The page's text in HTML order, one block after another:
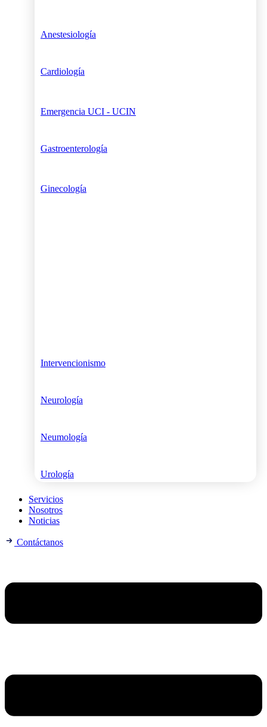
Anestesiología
Cardiología
Emergencia UCI - UCIN
Gastroenterología
Ginecología
Intervencionismo
Neurología
Neumología
Urología
Servicios
Nosotros
Noticias
Contáctanos